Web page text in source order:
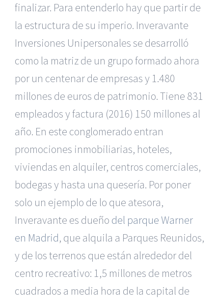
finalizar. Para entenderlo hay que partir de
la estructura de su imperio. Inveravante
Inversiones Unipersonales se desarrolló
como la matriz de un grupo formado ahora
por un centenar de empresas y 1.480
millones de euros de patrimonio. Tiene 831
empleados y factura (2016) 150 millones al
año. En este conglomerado entran
promociones inmobiliarias, hoteles,
viviendas en alquiler, centros comerciales,
bodegas y hasta una quesería. Por poner
solo un ejemplo de lo que atesora,
Inveravante es dueño del parque Warner
en Madrid, que alquila a Parques Reunidos,
y de los terrenos que están alrededor del
centro recreativo: 1,5 millones de metros
cuadrados a media hora de la capital de